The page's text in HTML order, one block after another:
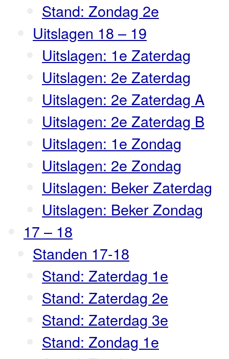
Stand: Zondag 2e
Uitslagen 18 – 19
Uitslagen: 1e Zaterdag
Uitslagen: 2e Zaterdag
Uitslagen: 2e Zaterdag A
Uitslagen: 2e Zaterdag B
Uitslagen: 1e Zondag
Uitslagen: 2e Zondag
Uitslagen: Beker Zaterdag
Uitslagen: Beker Zondag
17 – 18
Standen 17-18
Stand: Zaterdag 1e
Stand: Zaterdag 2e
Stand: Zaterdag 3e
Stand: Zondag 1e